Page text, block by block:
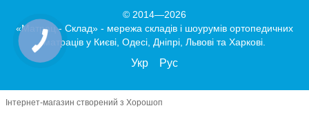
© 2014—2026
«Матрац - Склад» - мережа складів і шоурумів ортопедичних
матраців у Києві, Одесі, Дніпрі, Львові та Харкові.
Укр Рус
Інтернет-магазин створений з Хорошоп